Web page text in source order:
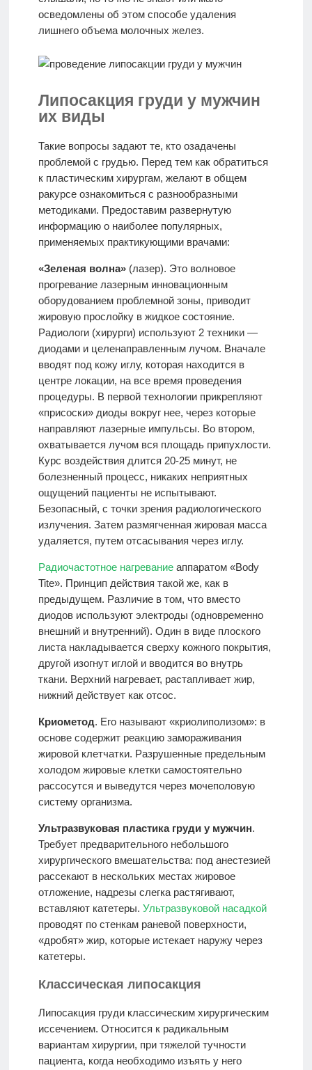
Врачи-
осведомлены об этом способе удаления
лишнего объема молочных желез.
Липосакция груди у мужчин
их виды
Такие вопросы задают те, кто озадачены
проблемой с грудью. Перед тем как обратиться
к пластическим хирургам, желают в общем
ракурсе ознакомиться с разнообразными
методиками. Предоставим развернутую
информацию о наиболее популярных,
применяемых практикующими врачами:
«Зеленая волна»(лазер). Это волновое
прогревание лазерным инновационным
оборудованием проблемной зоны, приводит
жировую прослойку в жидкое состояние.
Радиологи (хирурги) используют 2 техники —
диодами и целенаправленным лучом. Вначале
вводят под кожу иглу, которая находится в
центре локации, на все время проведения
процедуры. В первой технологии прикрепляют
«присоски» диоды вокруг нее, через которые
направляют лазерные импульсы. Во втором,
охватывается лучом вся площадь припухлости.
Курс воздействия длится 20-25 минут, не
болезненный процесс, никаких неприятных
ощущений пациенты не испытывают.
Безопасный, с точки зрения радиологического
излучения. Затем размягченная жировая масса
удаляется, путем отсасывания через иглу.
Радиочастотное нагреваниеаппаратом «Body
Tite». Принцип действия такой же, как в
предыдущем. Различие в том, что вместо
диодов используют электроды (одновременно
внешний и внутренний). Один в виде плоского
листа накладывается сверху кожного покрытия,
другой изогнут иглой и вводится во внутрь
ткани. Верхний нагревает, растапливает жир,
нижний действует как отсос.
Криометод. Его называют «криолиполизом»: в
основе содержит реакцию замораживания
жировой клетчатки. Разрушенные предельным
холодом жировые клетки самостоятельно
рассосутся и выведутся через мочеполовую
систему организма.
Ультразвуковая пластика груди у мужчин.
Требует предварительного небольшого
хирургического вмешательства: под анестезией
рассекают в нескольких местах жировое
отложение, надрезы слегка растягивают,
вставляют катетеры. Ультразвуковой насадкой
проводят по стенкам раневой поверхности,
«дробят» жир, которые истекает наружу через
катетеры.
Классическая липосакция
Липосакция груди классическим хирургическим
иссечением. Относится к радикальным
вариантам хирургии, при тяжелой тучности
пациента, когда необходимо изъять у него